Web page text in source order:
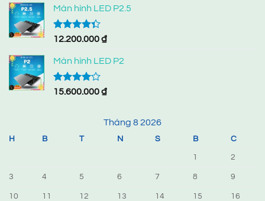
Màn hình LED P2.5
Được xếp
5 sao
12.200.000₫
Màn hình LED P2
Được
15.600.000₫
Tháng 8 2026
H B T N S B C
1 2
3 4 5 6 7 8 9
10 11 12 13 14 15 16